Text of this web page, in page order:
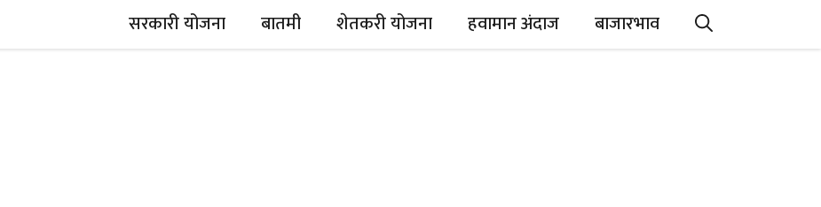
सरकारी योजना बातमी शेतकरी योजना हवामान अंदाज बाजारभाव